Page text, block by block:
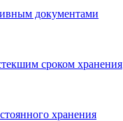
документами
сроком хранения
хранения